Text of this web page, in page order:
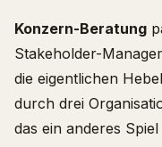
Konzern-Beratung
Stakeholder-
die eigentlichen
durch drei
das ein anderes